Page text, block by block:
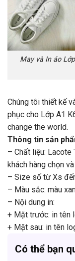
May và In áo
Chúng tôi thiết kế
phục cho Lớp A1
change the world.
Thông tin sản
– Chất liệu: Lacote
khách hàng chọn
– Size số từ Xs
– Màu sắc: màu
– Nội dung in:
+ Mặt trước: in tên
+ Mặt sau: in tên
Có thể bạn